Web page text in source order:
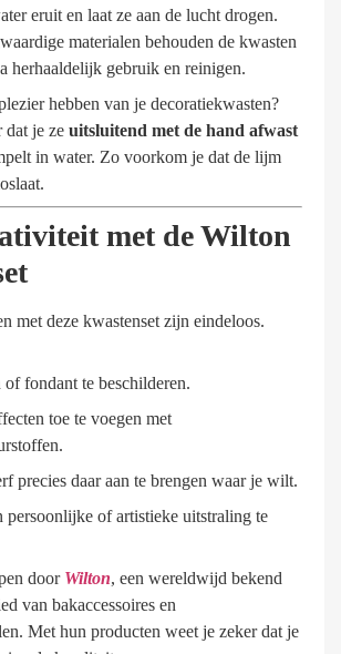
eruit en laat ze aan de lucht drogen.
materialen behouden de kwasten
herhaaldelijk gebruik en reinigen.
hebben van je decoratiekwasten?
dat je ze uitsluitend met de hand afwast
in water. Zo voorkom je dat de lijm
met de Wilton
met deze kwastenset zijn eindeloos.
of fondant te beschilderen.
toe te voegen met
precies daar aan te brengen waar je wilt.
persoonlijke of artistieke uitstraling te
door Wilton, een wereldwijd bekend
van bakaccessoires en
Met hun producten weet je zeker dat je